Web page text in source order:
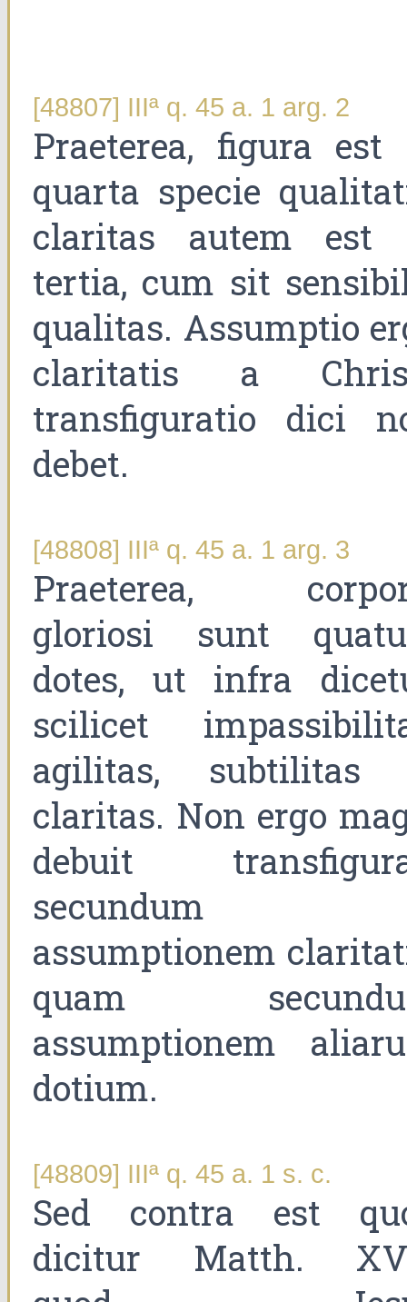
[48807] IIIª q. 45 a. 1 arg. 2
Praeterea, figura est
quarta specie
claritas autem est
tertia, cum sit
qualitas. Assumptio
claritatis a
transfiguratio dici
debet.
[48808] IIIª q. 45 a. 1 arg. 3
Praeterea,
gloriosi sunt
dotes, ut infra
scilicet
agilitas, subtilitas
claritas. Non ergo
debuit
secundum
assumptionem
quam
assumptionem
dotium.
[48809] IIIª q. 45 a. 1 s. c.
Sed contra est
dicitur Matth.